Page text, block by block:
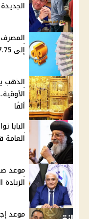
إلى 17.75% ودوريات صرف يومية وشهرية
الذهب
ألفًا
البابا
العامة